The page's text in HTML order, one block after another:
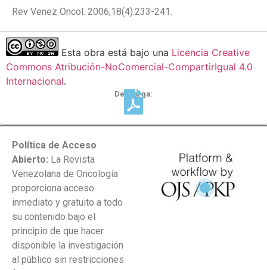
Rev Venez Oncol. 2006;18(4):233-241.
Esta obra está bajo una Licencia Creative
Commons Atribución-NoComercial-CompartirIgual 4.0
Internacional.
Descarga:
Política de Acceso
Abierto: La Revista
Venezolana de Oncología
proporciona acceso
inmediato y gratuito a todo
su contenido bajo el
principio de que hacer
disponible la investigación
al público sin restricciones